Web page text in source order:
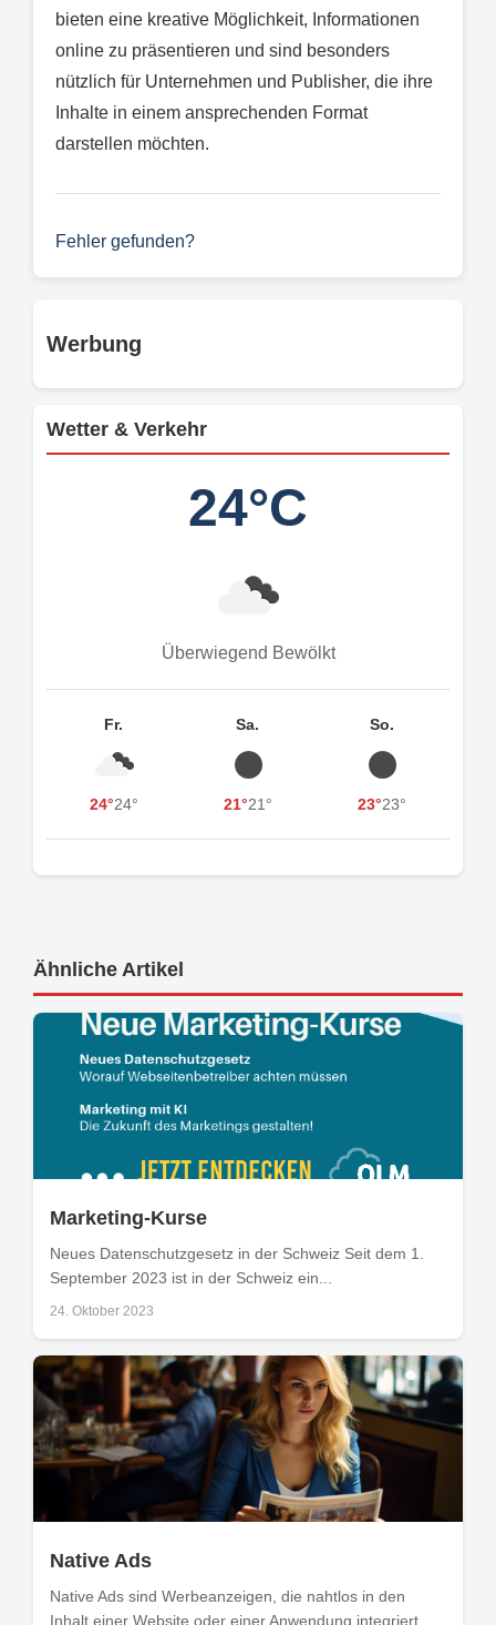
bieten eine kreative Möglichkeit, Informationen
online zu präsentieren und sind besonders
nützlich für Unternehmen und Publisher, die ihre
Inhalte in einem ansprechenden Format
darstellen möchten.
Fehler gefunden?
Werbung
Wetter & Verkehr
24°C
Überwiegend Bewölkt
Fr.
24°24°
Sa.
21°21°
So.
23°23°
Ähnliche Artikel
Marketing-Kurse
Neues Datenschutzgesetz in der Schweiz Seit dem 1.
September 2023 ist in der Schweiz ein...
24. Oktober 2023
Native Ads
Native Ads sind Werbeanzeigen, die nahtlos in den
Inhalt einer Website oder einer Anwendung integriert...